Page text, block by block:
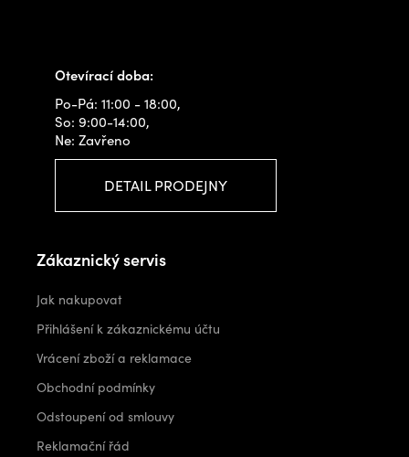
Otevírací doba:
Po-Pá: 11:00 - 18:00,
So: 9:00-14:00,
Ne: Zavřeno
DETAIL PRODEJNY
Zákaznický servis
Jak nakupovat
Přihlášení k zákaznickému účtu
Vrácení zboží a reklamace
Obchodní podmínky
Odstoupení od smlouvy
Reklamační řád